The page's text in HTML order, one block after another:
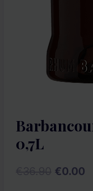
0,7L
Pôvodná
€0.00